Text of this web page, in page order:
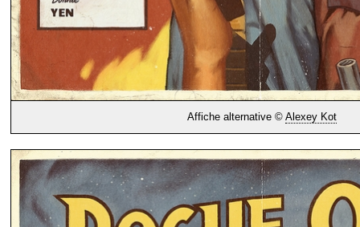
Affiche alternative © Alexey Kot